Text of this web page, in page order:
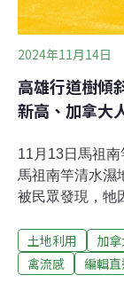
2024年11月14日
高雄行道樹傾
新高、加拿大
11月13日馬祖
馬祖南竿清水濕
被民眾發現，牠
發現於南竿鄉
琵鷺出現在南竿
土地利用 加
禽流感
編輯